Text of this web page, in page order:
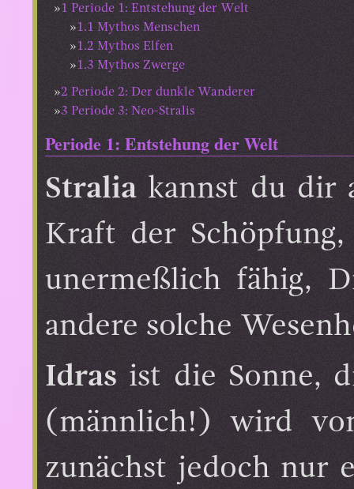
1 Periode 1: Entstehung der Welt
1.1 Mythos Menschen
1.2 Mythos Elfen
1.3 Mythos Zwerge
2 Periode 2: Der dunkle Wanderer
3 Periode 3: Neo-Stralis
Periode 1: Entstehung der Welt
Stralia kannst du dir
Kraft der
unermeßlich fähig,
andere solche
Idras ist die Sonne,
(männlich!) wird
zunächst jedoch nur